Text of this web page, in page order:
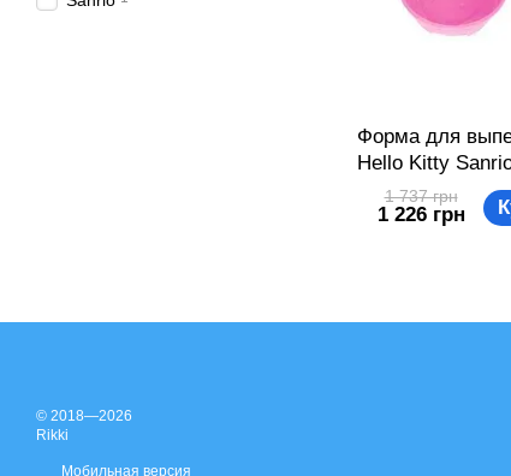
Форма для
Hello Kitty
1 737 грн
1 226 грн
© 2018—2026
Rikki
Мобильная версия